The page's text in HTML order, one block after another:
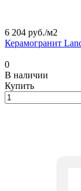
6 204 руб./м2
Керамогранит
0
В наличии
Купить